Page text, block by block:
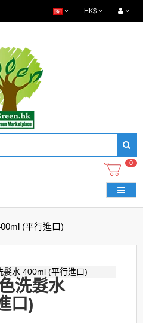
HK$
0
(平行進口)
洗髮水
口)